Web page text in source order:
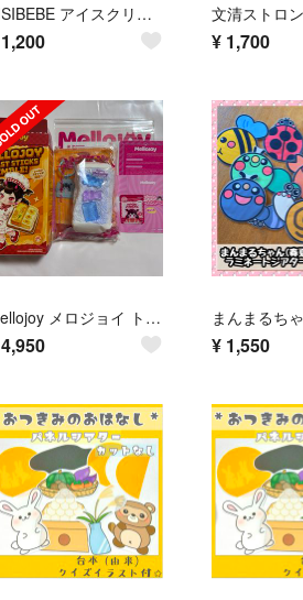
SISIBEBE アイスクリーム トースト チョコ スクイーズ
1,200 ¥ 1,700
Mellojoy メロジョイ トーストスティック 集合！ ドリーミーゼリー
4,950 ¥ 1,550